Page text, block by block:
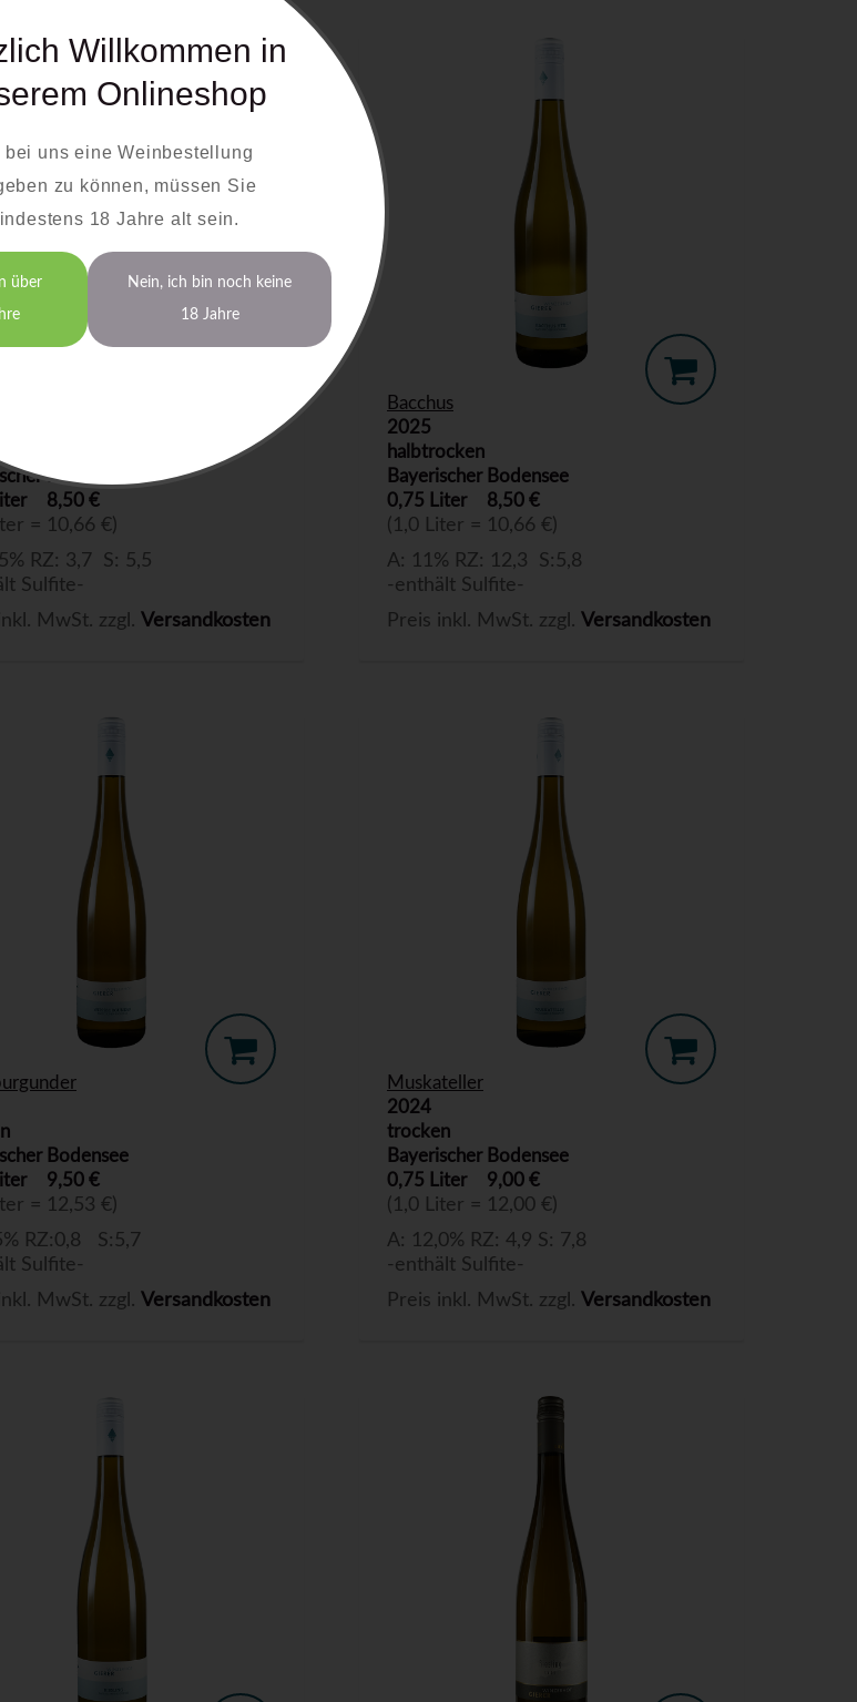
Bodensee
8,50 €
= 10,66 €)
RZ: 3,7 S: 5,5
Sulfite-
MwSt. zzgl. Versandkosten
Bacchus
2025
halbtrocken
Bayerischer Bodensee
0,75 Liter
8,50 €
(1,0 Liter = 10,66 €)
A: 11% RZ: 12,3 S:5,8
-enthält Sulfite-
Preis inkl. MwSt. zzgl. Versandkosten
Bodensee
9,50 €
= 12,53 €)
RZ:0,8 S:5,7
Sulfite-
MwSt. zzgl. Versandkosten
Muskateller
2024
trocken
Bayerischer Bodensee
0,75 Liter
9,00 €
(1,0 Liter = 12,00 €)
A: 12,0% RZ: 4,9 S: 7,8
-enthält Sulfite-
Preis inkl. MwSt. zzgl. Versandkosten
Willkommen in
Onlineshop
bei uns eine Weinbestellung
zu können, müssen Sie
18 Jahre alt sein.
über Nein, ich bin noch keine
18 Jahre